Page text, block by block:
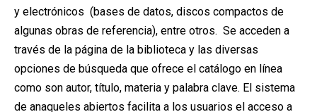
y electrónicos (bases de datos, discos compactos de
algunas obras de referencia), entre otros. Se acceden a
través de la página de la biblioteca y las diversas
opciones de búsqueda que ofrece el catálogo en línea
como son autor, título, materia y palabra clave. El sistema
de anaqueles abiertos facilita a los usuarios el acceso a